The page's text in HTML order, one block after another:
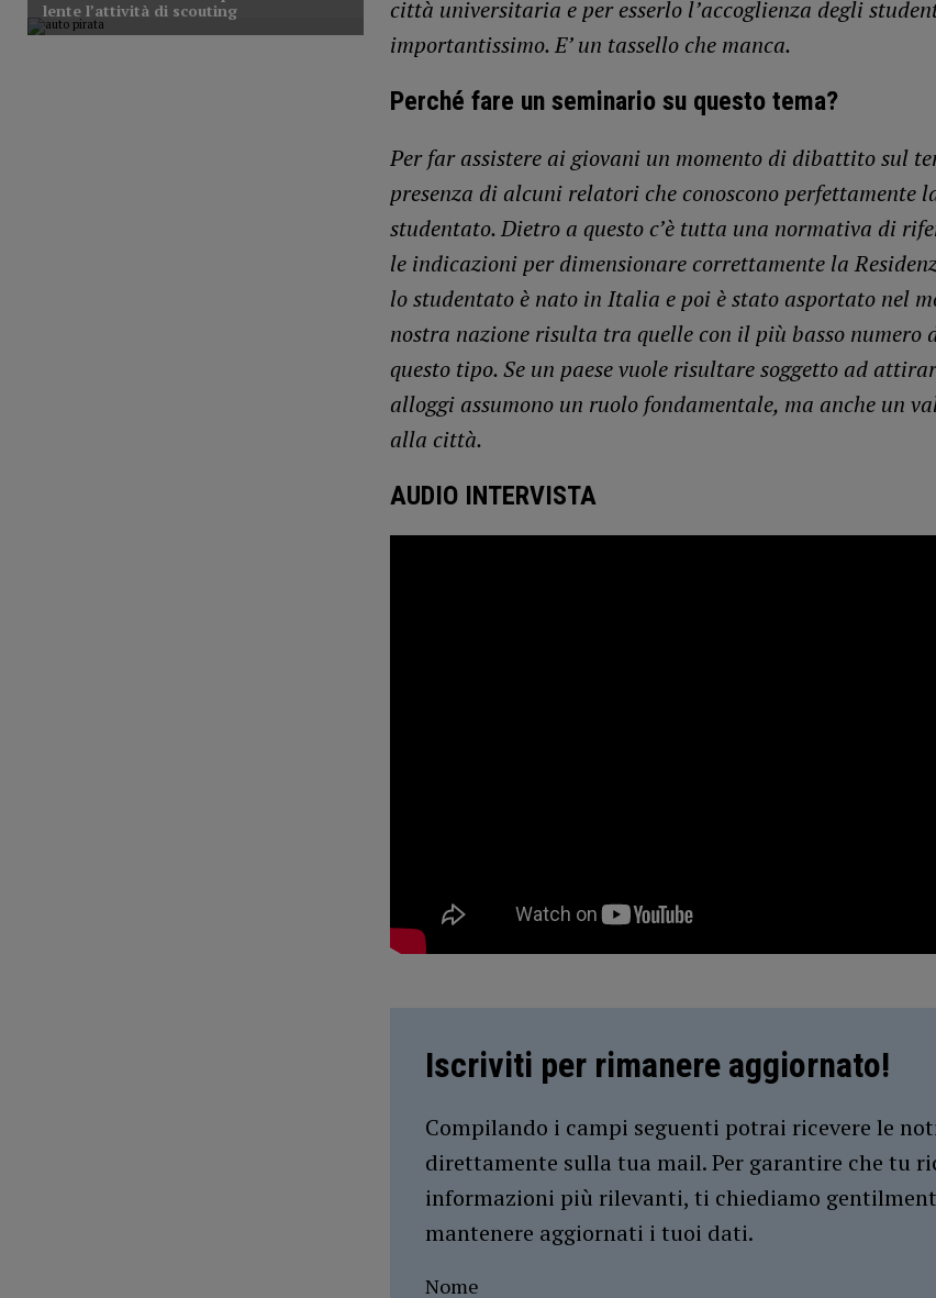
città universitaria e per esserlo l’accoglienza degli
importantissimo. E’ un tassello che manca.
Perché fare un seminario su questo tema?
Per far assistere ai giovani un momento di dibattito sul
presenza di alcuni relatori che conoscono perfettamente
studentato. Dietro a questo c’è tutta una normativa di
le indicazioni per dimensionare correttamente la
lo studentato è nato in Italia e poi è stato asportato nel
nostra nazione risulta tra quelle con il più basso numero
questo tipo. Se un paese vuole risultare soggetto ad
alloggi assumono un ruolo fondamentale, ma anche un
alla città.
AUDIO INTERVISTA
Iscriviti per rimanere aggiornato!
Compilando i campi seguenti potrai ricevere le
direttamente sulla tua mail. Per garantire che tu
informazioni più rilevanti, ti chiediamo
mantenere aggiornati i tuoi dati.
Nome